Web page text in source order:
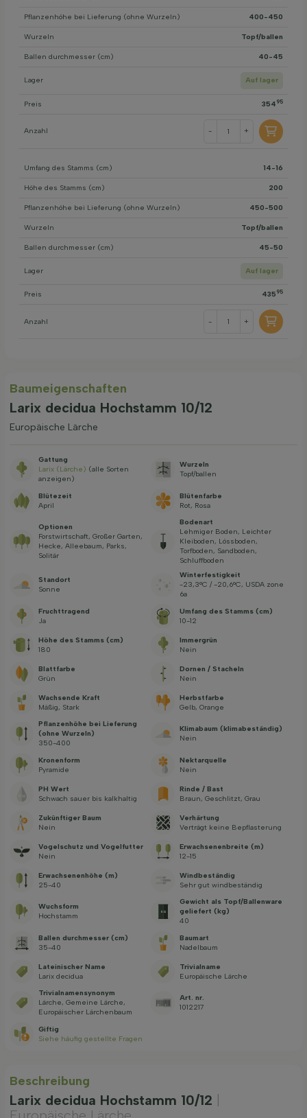
Pflanzenhöhe bei Lieferung (ohne Wurzeln) 400-450
Wurzeln Topf/ballen
Ballen durchmesser (cm) 40-45
Lager Auf lager
Preis 354 95
Anzahl - +
Umfang des Stamms (cm) 14-16
Höhe des Stamms (cm) 200
Pflanzenhöhe bei Lieferung (ohne Wurzeln) 450-500
Wurzeln Topf/ballen
Ballen durchmesser (cm) 45-50
Lager Auf lager
Preis 435 95
Anzahl - +
Baum­eigen­schaften
Larix decidua Hochstamm 10/12
Europäische Lärche
Gattung
Larix (Lärche) (alle Sorten
anzeigen)
Wurzeln
Topf/ballen
Blütezeit
April
Blütenfarbe
Rot, Rosa
Optionen
Forstwirtschaft, Großer Garten,
Hecke, Alleebaum, Parks,
Solitär
Bodenart
Lehmiger Boden, Leichter
Kleiboden, Lössboden,
Torfboden, Sandboden,
Schluffboden
Standort
Sonne
Winterfestigkeit
-23,3°C / -20,6°C, USDA zone
6a
Fruchttragend
Ja
Umfang des Stamms (cm)
10-12
Höhe des Stamms (cm)
180
Immergrün
Nein
Blattfarbe
Grün
Dornen / Stacheln
Nein
Wachsende Kraft
Mäßig, Stark
Herbstfarbe
Gelb, Orange
Pflanzenhöhe bei Lieferung
(ohne Wurzeln)
350-400
Klimabaum (klimabeständig)
Nein
Kronenform
Pyramide
Nektarquelle
Nein
PH Wert
Schwach sauer bis kalkhaltig
Rinde / Bast
Braun, Geschlitzt, Grau
Zukünftiger Baum
Nein
Verhärtung
Verträgt keine Bepflasterung
Vogelschutz und Vogelfutter
Nein
Erwachsenenbreite (m)
12-15
Erwachsenenhöhe (m)
25-40
Windbeständig
Sehr gut windbeständig
Wuchsform
Hochstamm
Gewicht als Topf/Ballenware
geliefert (kg)
40
Ballen durchmesser (cm)
35-40
Baumart
Nadelbaum
Lateinischer Name
Larix decidua
Trivialname
Europäische Lärche
Trivialnamensynonym
Lärche, Gemeine Lärche,
Europäischer Lärchenbaum
Art. nr.
1012217
Giftig
Siehe häufig gestellte Fragen
Beschreibung
Larix decidua Hochstamm 10/12